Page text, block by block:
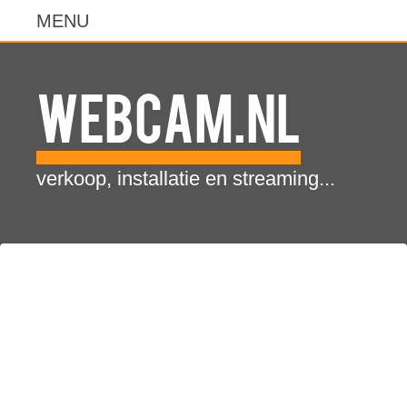
WebCam.NL
verkoop, installatie en streaming...